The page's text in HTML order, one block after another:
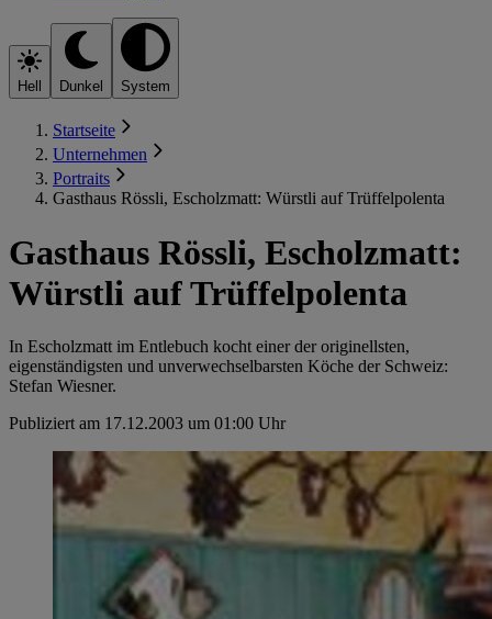
Hell Dunkel System
Startseite
Unternehmen
Portraits
Gasthaus Rössli, Escholzmatt: Würstli auf Trüffelpolenta
Gasthaus Rössli, Escholzmatt:
Würstli auf Trüffelpolenta
In Escholzmatt im Entlebuch kocht einer der originellsten,
eigenständigsten und unverwechselbarsten Köche der Schweiz:
Stefan Wiesner.
Publiziert am 17.12.2003 um 01:00 Uhr